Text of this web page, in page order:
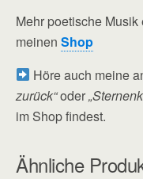
Mehr poetische
meinen Shop
Höre auch meine
zurück“oder
im Shop findest.
Ähnliche